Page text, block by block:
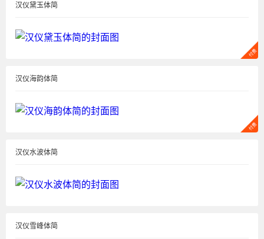
汉仪黛玉体简
汉仪海韵体简
汉仪水波体简
汉仪雪峰体简